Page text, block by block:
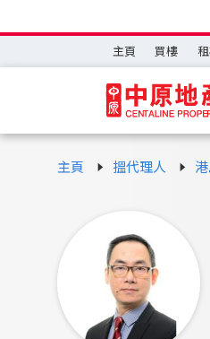
主頁 買樓
主頁 搵代理人